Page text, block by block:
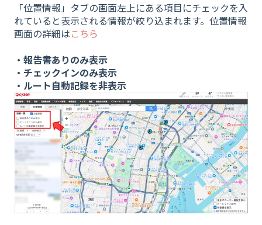
「位置情報」タブの画面左上にある項目にチェックを入
れていると表示される情報が絞り込まれます。位置情報
画面の詳細はこちら
・報告書ありのみ表示
・チェックインのみ表示
・ルート自動記録を非表示